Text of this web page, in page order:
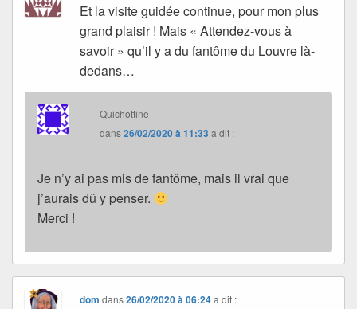
Et la visite guidée continue, pour mon plus
grand plaisir ! Mais « Attendez-vous à
savoir » qu’il y a du fantôme du Louvre là-
dedans…
Quichottine
dans26/02/2020 à 11:33 a dit :
Je n’y ai pas mis de fantôme, mais il vrai que
j’aurais dû y penser.
Merci !
dom dans26/02/2020 à 06:24 a dit :